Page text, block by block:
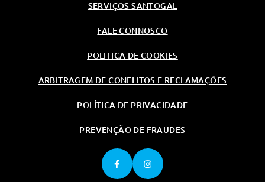
SERVIÇOS SANTOGAL
FALE CONNOSCO
POLITICA DE COOKIES
ARBITRAGEM DE CONFLITOS E RECLAMAÇÕES
POLÍTICA DE PRIVACIDADE
PREVENÇÃO DE FRAUDES